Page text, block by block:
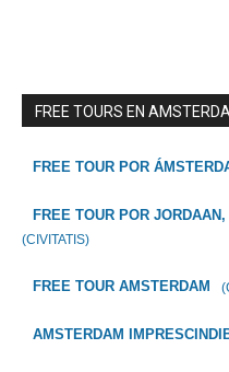
FREE TOURS EN
FREE TOUR POR
FREE TOUR POR
(CIVITATIS)
FREE TOUR AMSTERDAM
AMSTERDAM